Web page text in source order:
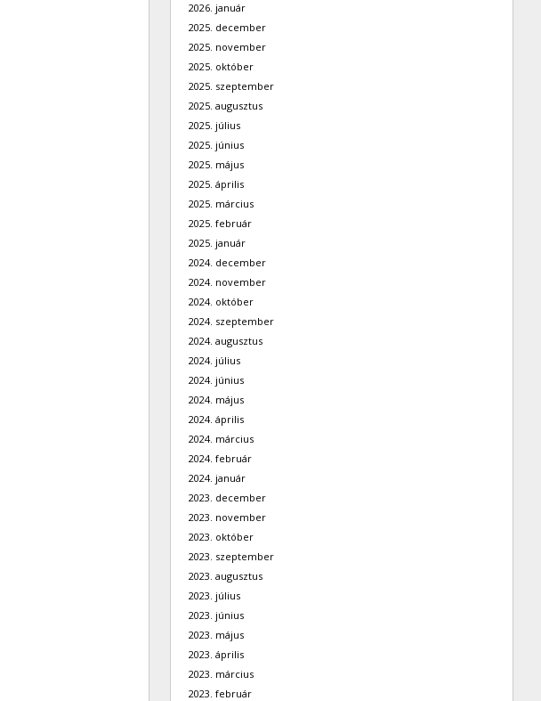
2026. január
2025. december
2025. november
2025. október
2025. szeptember
2025. augusztus
2025. július
2025. június
2025. május
2025. április
2025. március
2025. február
2025. január
2024. december
2024. november
2024. október
2024. szeptember
2024. augusztus
2024. július
2024. június
2024. május
2024. április
2024. március
2024. február
2024. január
2023. december
2023. november
2023. október
2023. szeptember
2023. augusztus
2023. július
2023. június
2023. május
2023. április
2023. március
2023. február